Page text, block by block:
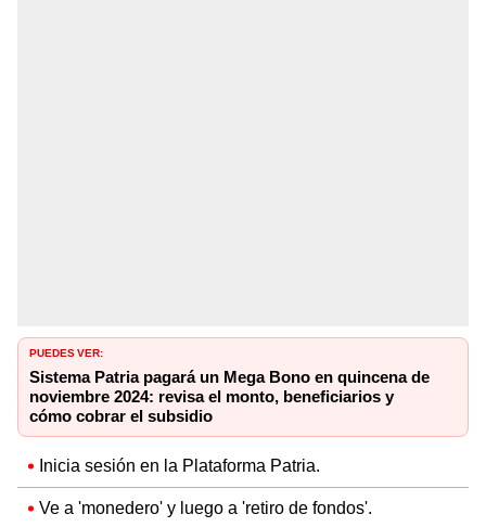
PUEDES VER:
Sistema Patria pagará un Mega Bono en quincena de
noviembre 2024: revisa el monto, beneficiarios y
cómo cobrar el subsidio
Inicia sesión en la Plataforma Patria.
Ve a 'monedero' y luego a 'retiro de fondos'.